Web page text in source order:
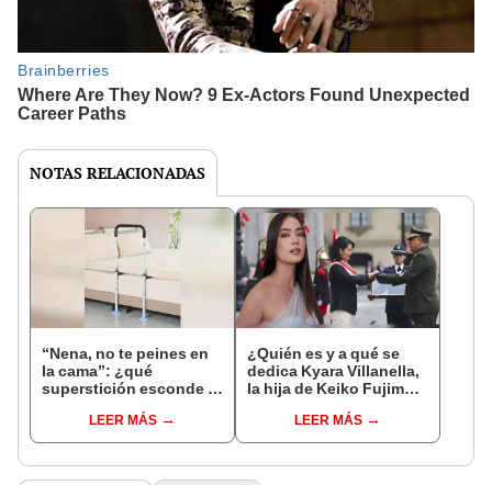
NOTAS RELACIONADAS
“Nena, no te peines en
la cama”: ¿qué
superstición esconde la
Enanitos Verdes?
LEER MÁS
¿Quién es y a qué se
dedica Kyara Villanella,
la hija de Keiko Fujimori
nivel nacional?
LEER MÁS